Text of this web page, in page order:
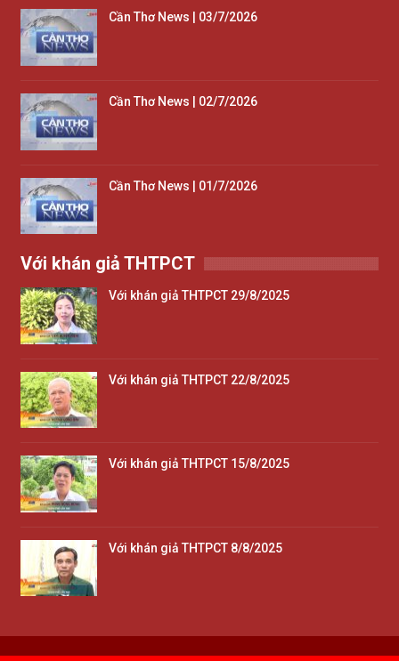
Cần Thơ News | 03/7/2026
Cần Thơ News | 02/7/2026
Cần Thơ News | 01/7/2026
Với khán giả THTPCT
Với khán giả THTPCT 29/8/2025
Với khán giả THTPCT 22/8/2025
Với khán giả THTPCT 15/8/2025
Với khán giả THTPCT 8/8/2025